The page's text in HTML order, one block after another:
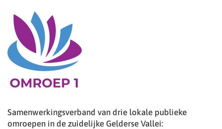
Samenwerkingsverband van drie lokale publieke
omroepen in de zuidelijke Gelderse Vallei: